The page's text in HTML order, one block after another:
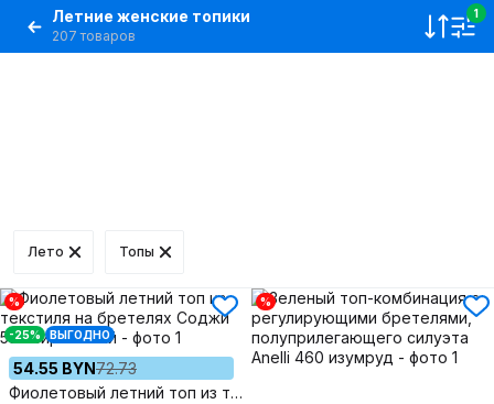
Летние женские топики
207 товаров
1
Лето Топы
%
-25% ВЫГОДНО
54.55 BYN72.73
Фиолетовый летний топ из текстиля на бретелях
%